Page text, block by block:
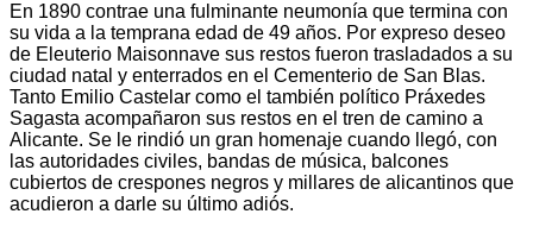
En 1890 contrae una fulminante neumonía que termina con
su vida a la temprana edad de 49 años. Por expreso deseo
de Eleuterio Maisonnave sus restos fueron trasladados a su
ciudad natal y enterrados en el Cementerio de San Blas.
Tanto Emilio Castelar como el también político Práxedes
Sagasta acompañaron sus restos en el tren de camino a
Alicante. Se le rindió un gran homenaje cuando llegó, con
las autoridades civiles, bandas de música, balcones
cubiertos de crespones negros y millares de alicantinos que
acudieron a darle su último adiós.